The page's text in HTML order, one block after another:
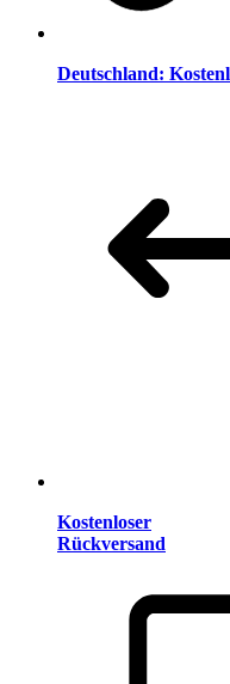
Deutschland:
Kostenloser
Rückversand